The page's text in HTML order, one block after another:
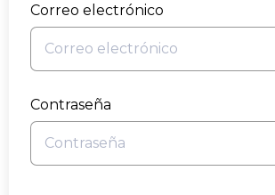
Correo electrónico
Contraseña